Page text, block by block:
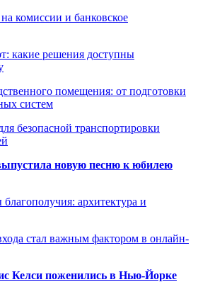
комиссии и банковское
какие решения доступны
помещения: от подготовки
систем
безопасной транспортировки
новую песню к юбилею
архитектура и
стал важным фактором в онлайн-
Келси поженились в Нью-Йорке